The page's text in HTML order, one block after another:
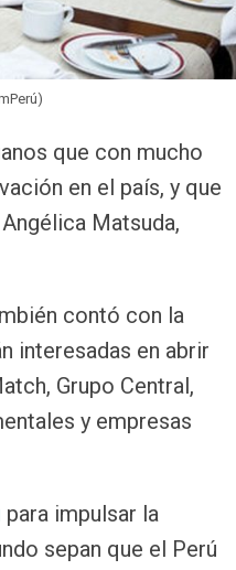
que con mucho
en el país, y que
Matsuda,
contó con la
interesadas en abrir
Grupo Central,
y empresas
para impulsar la
sepan que el Perú